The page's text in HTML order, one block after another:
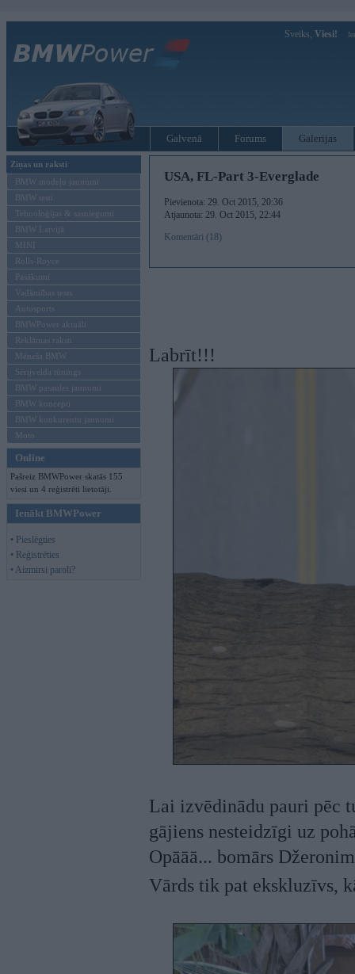
Sveiks, Viesi!
Galvenā Forums Galerijas
Ziņas un raksti
BMW modeļu jaunumi
BMW testi
Tehnoloģijas & sasniegumi
BMW Latvijā
MINI
Rolls-Royce
Pasākumi
Vadāmības tests
Autosports
BMWPower aktuāli
Reklāmas raksti
Mēneša BMW
Sērijveida tūnings
BMW pasaules jaunumi
BMW koncepti
BMW konkurentu jaunumi
Moto
Online
Pašreiz BMWPower skatās 155
viesi un 4 reģistrēti lietotāji.
Ienākt BMWPower
• Pieslēgties
• Reģistrēties
• Aizmirsi paroli?
USA, FL-Part 3-Everglade
Pievienota: 29. Oct 2015, 20:36
Atjaunota: 29. Oct 2015, 22:44
Komentāri (18)
Labrīt!!!
Lai izvēdinādu pauri pēc
gājiens nesteidzīgi uz
Opāāā... bomārs
Vārds tik pat ekskluzīvs,